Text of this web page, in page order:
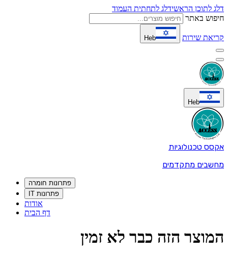
דלג לתוכן הראשידלג לתחתית העמוד
חיפוש באתר
קריאת שירות Heb
Heb
אקסס טכנולוגיות
מחשבים מתקדמים
פתרונות חומרה
פתרונות IT
אודות
דף הבית
המוצר הזה כבר לא זמין